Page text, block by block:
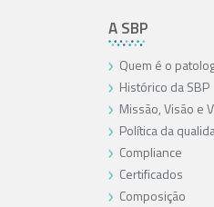
A SBP
Quem é o
Histórico da SBP
Missão, Visão e
Política da
Compliance
Certificados
Composição